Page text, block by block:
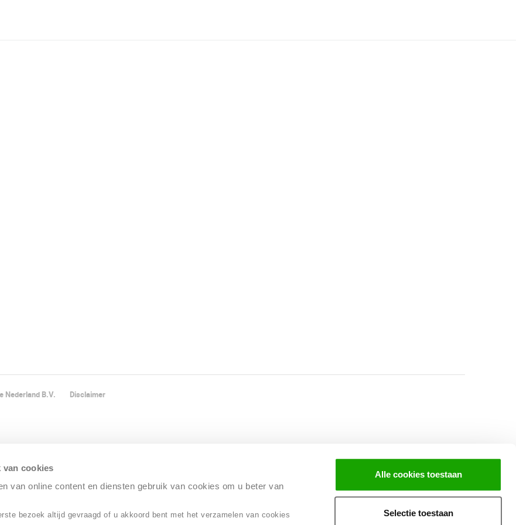
van cookies
van online content en diensten gebruik van cookies om u beter van
bezoek altijd gevraagd of u akkoord bent met het verzamelen van cookies
Alle cookies toestaan
Selectie toestaan
Nederland B.V. Disclaimer